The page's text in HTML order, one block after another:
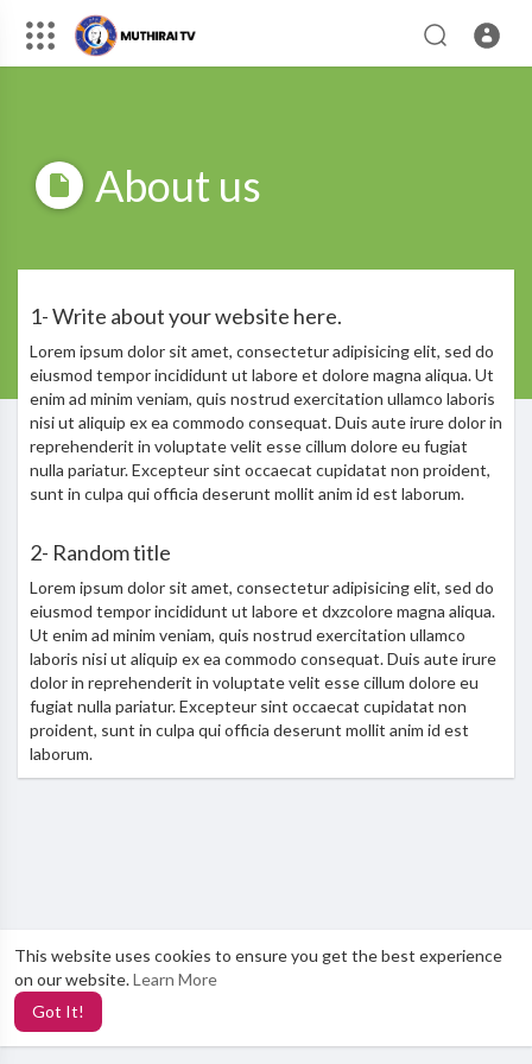
This website uses cookies to ensure you get the best experience
on our website.Learn More
Got It!
About us
1- Write about your website here.
Lorem ipsum dolor sit amet, consectetur adipisicing elit, sed do
eiusmod tempor incididunt ut labore et dolore magna aliqua. Ut
enim ad minim veniam, quis nostrud exercitation ullamco laboris
nisi ut aliquip ex ea commodo consequat. Duis aute irure dolor in
reprehenderit in voluptate velit esse cillum dolore eu fugiat
nulla pariatur. Excepteur sint occaecat cupidatat non proident,
sunt in culpa qui officia deserunt mollit anim id est laborum.
2- Random title
Lorem ipsum dolor sit amet, consectetur adipisicing elit, sed do
eiusmod tempor incididunt ut labore et dxzcolore magna aliqua.
Ut enim ad minim veniam, quis nostrud exercitation ullamco
laboris nisi ut aliquip ex ea commodo consequat. Duis aute irure
dolor in reprehenderit in voluptate velit esse cillum dolore eu
fugiat nulla pariatur. Excepteur sint occaecat cupidatat non
proident, sunt in culpa qui officia deserunt mollit anim id est
laborum.